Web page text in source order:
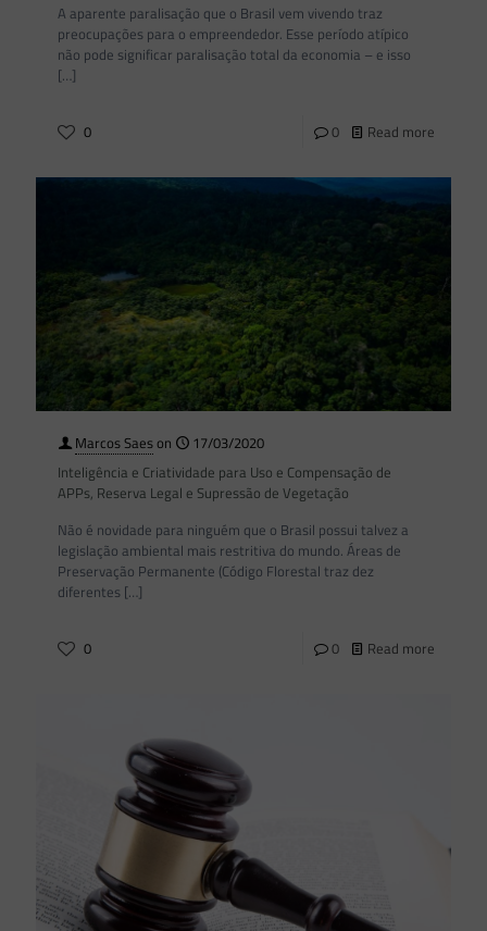
A aparente paralisação que o Brasil vem vivendo traz
preocupações para o empreendedor. Esse período atípico
não pode significar paralisação total da economia – e isso
[…]
0 0 Read more
Marcos Saeson
17/03/2020
Inteligência e Criatividade para Uso e Compensação de
APPs, Reserva Legal e Supressão de Vegetação
Não é novidade para ninguém que o Brasil possui talvez a
legislação ambiental mais restritiva do mundo. Áreas de
Preservação Permanente (Código Florestal traz dez
diferentes […]
0 0 Read more